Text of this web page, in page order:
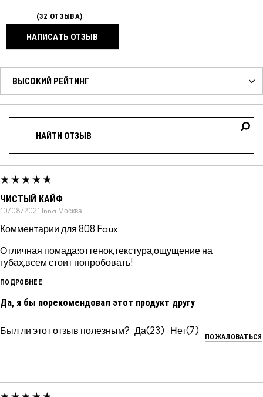
32 ОТЗЫВА
НАПИСАТЬ ОТЗЫВ
ЧИСТЫЙ КАЙФ
10/08/2021 Inna Москва
Комментарии для 808 Faux
Отличная помада:оттенок,текстура,ощущение на
губах,всем стоит попробовать!
ПОДРОБНЕЕ
Да, я бы порекомендовал этот продукт другу
Был ли этот отзыв полезным? 23 7
ПОЖАЛОВАТЬСЯ